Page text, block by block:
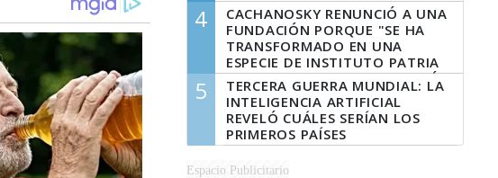
4
CACHANOSKY RENUNCIÓ A UNA
FUNDACIÓN PORQUE "SE HA
TRANSFORMADO EN UNA
ESPECIE DE INSTITUTO PATRIA
INCONDICIONAL DE LA GESTIÓN
DE MILEI"
5
TERCERA GUERRA MUNDIAL: LA
INTELIGENCIA ARTIFICIAL
REVELÓ CUÁLES SERÍAN LOS
PRIMEROS PAÍSES
LATINOAMERICANOS EN SER
DERROTADOS
Espacio Publicitario